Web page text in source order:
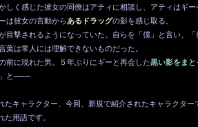
しく感じた彼女の同僚はアティに相談し、アティはギ
は彼女の言動からあるドラッグの影を感じ取る。
目撃されるようになっていた。自らを「僕」と言い、「
葉は常人には理解できないものだった。
に現れた男。５年ぶりにギーと再会した黒い影をまと
」と───
たキャラクター、今回、新規で紹介されたキャラクター
た用語です。